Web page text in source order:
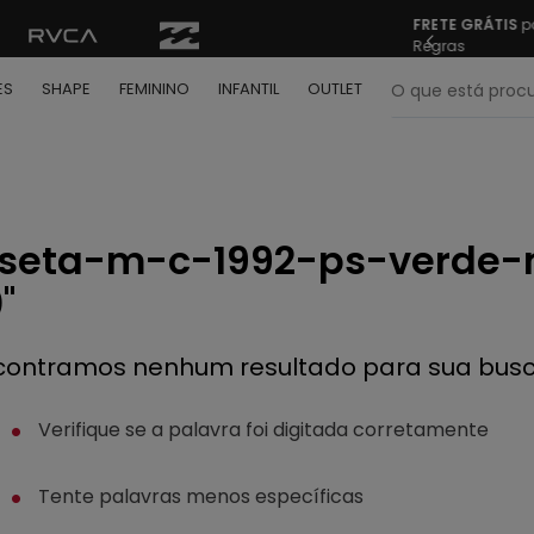
para todo Brasil nas compras acima de R$ 499 | Consulte as
SHAPE FEMININO INFANTIL OUTLET
m-c-1992-ps-verde-
nenhum resultado para sua
Verifique se a palavra foi digitada corretamente
Tente palavras menos específicas
º
moletom
º
º
calça
shape
camisa